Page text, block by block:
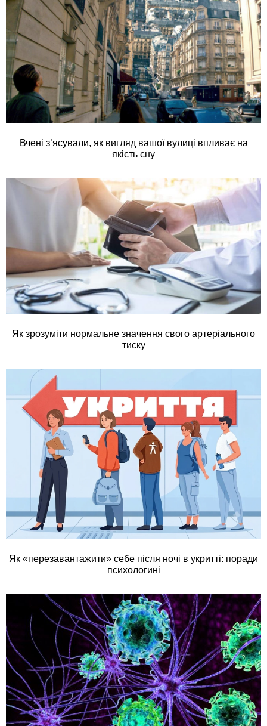
Вчені з’ясували, як вигляд вашої вулиці впливає на
якість сну
Як зрозуміти нормальне значення свого артеріального
тиску
Як «перезавантажити» себе після ночі в укритті: поради
психологині